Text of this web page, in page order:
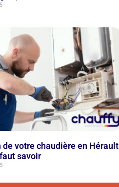
de votre chaudière en Hérault
savoir